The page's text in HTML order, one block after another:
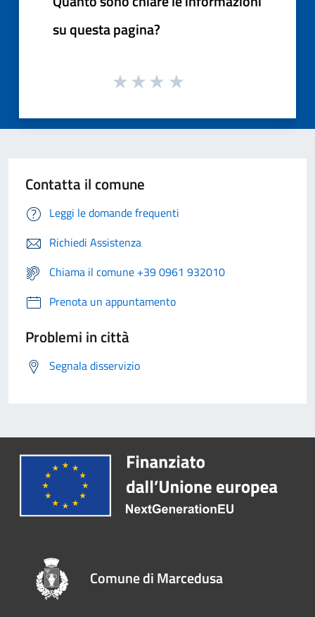
su questa pagina?
Contatta il comune
Leggi le domande frequenti
Richiedi Assistenza
Chiama il comune +39 0961 932010
Prenota un appuntamento
Problemi in città
Segnala disservizio
Comune di Marcedusa